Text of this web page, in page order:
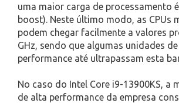
uma maior carga de processamento
boost). Neste último modo, as CPUs
podem chegar facilmente a valores
GHz, sendo que algumas unidades
performance até ultrapassam esta
No caso do Intel Core i9-13900KS, a
de alta performance da empresa